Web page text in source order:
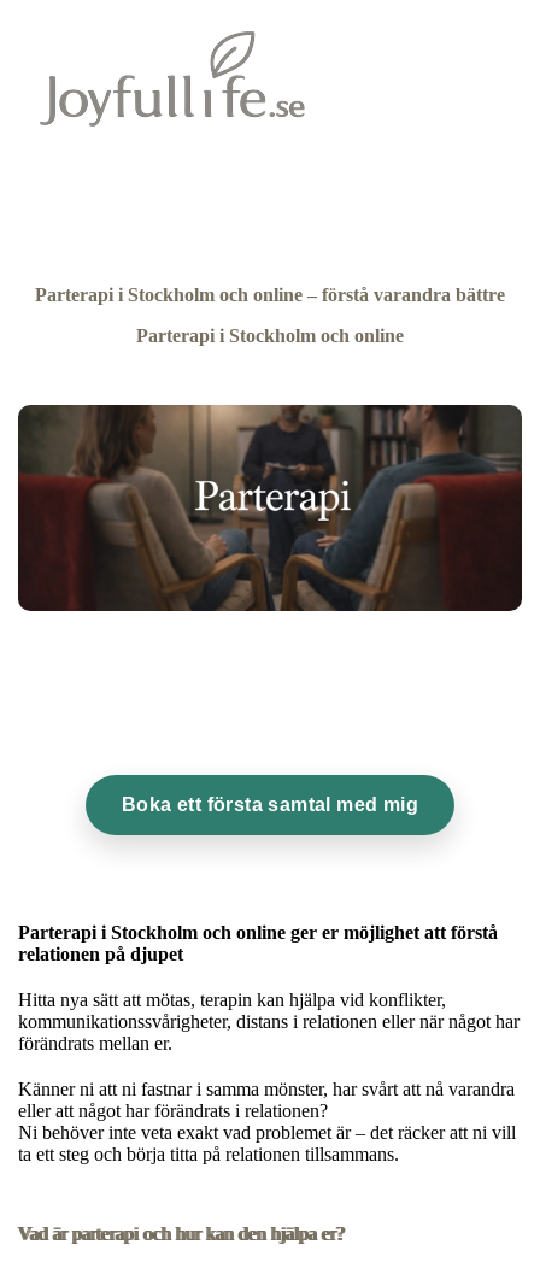
Parterapi i Stockholm och online – förstå varandra bättre
Parterapi i Stockholm och online
Boka ett första samtal med mig
Parterapi i Stockholm och online ger er möjlighet att förstå
relationen på djupet
Hitta nya sätt att mötas, terapin kan hjälpa vid konflikter,
kommunikationssvårigheter, distans i relationen eller när något har
förändrats mellan er.
Känner ni att ni fastnar i samma mönster, har svårt att nå varandra
eller att något har förändrats i relationen?
Ni behöver inte veta exakt vad problemet är – det räcker att ni vill
ta ett steg och börja titta på relationen tillsammans.​
Vad är parterapi och hur kan den hjälpa er?